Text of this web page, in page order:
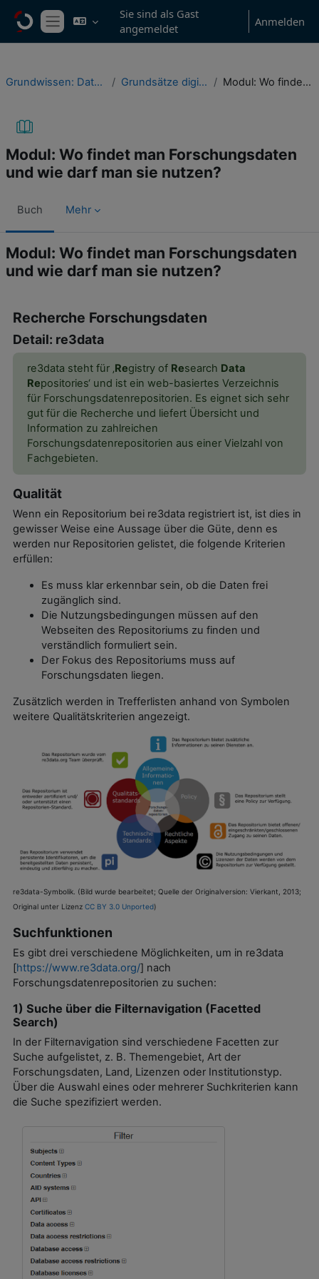
Website-Übersicht
Sie sind als Gast
angemeldet
Anmelden
Grundwissen: Datenmanagement in Studium & wissenschaftlicher Praxis Grundsätze digitaler Publikation, Nachnutzung & Datenorganisation Modul: Wo findet man Forschungsdaten und wie darf man sie nutzen?
Modul: Wo findet man Forschungsdaten
und wie darf man sie nutzen?
Buch Mehr
Modul: Wo findet man Forschungsdaten
und wie darf man sie nutzen?
Recherche Forschungsdaten
Detail: re3data
re3data steht für ‚Registry of Research Data
Repositories‘ und ist ein web-basiertes Verzeichnis
für Forschungsdatenrepositorien. Es eignet sich sehr
gut für die Recherche und liefert Übersicht und
Information zu zahlreichen
Forschungsdatenrepositorien aus einer Vielzahl von
Fachgebieten.
Qualität
Wenn ein Repositorium bei re3data registriert ist, ist dies in
gewisser Weise eine Aussage über die Güte, denn es
werden nur Repositorien gelistet, die folgende Kriterien
erfüllen:
Es muss klar erkennbar sein, ob die Daten frei
zugänglich sind.
Die Nutzungsbedingungen müssen auf den
Webseiten des Repositoriums zu finden und
verständlich formuliert sein.
Der Fokus des Repositoriums muss auf
Forschungsdaten liegen.
Zusätzlich werden in Trefferlisten anhand von Symbolen
weitere Qualitätskriterien angezeigt.
re3data-Symbolik. (Bild wurde bearbeitet; Quelle der Originalversion: Vierkant, 2013;
Original unter Lizenz CC BY 3.0 Unported)
Suchfunktionen
Es gibt drei verschiedene Möglichkeiten, um in re3data
[https://www.re3data.org/] nach
Forschungsdatenrepositorien zu suchen:
1) Suche über die Filternavigation (Facetted
Search)
In der Filternavigation sind verschiedene Facetten zur
Suche aufgelistet, z. B. Themengebiet, Art der
Forschungsdaten, Land, Lizenzen oder Institutionstyp.
Über die Auswahl eines oder mehrerer Suchkriterien kann
die Suche spezifiziert werden.